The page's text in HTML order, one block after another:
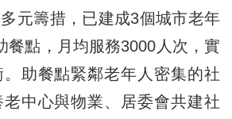
元籌措，已建成3個城市老年
餐點，月均服務3000人次，實
助餐點緊鄰老年人密集的社
中心與物業、居委會共建社